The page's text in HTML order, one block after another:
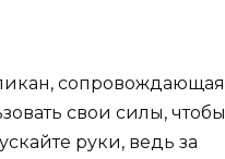
сопровождающая
свои силы, чтобы
руки, ведь за